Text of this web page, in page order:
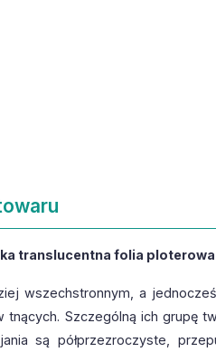
translucentna folia ploterowa
wszechstronnym, a
tnących. Szczególną ich grupę
są półprzezroczyste,